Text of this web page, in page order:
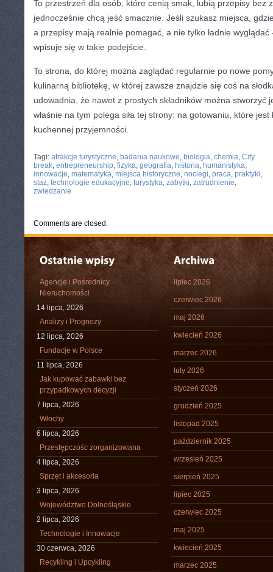
To przestrzeń dla osób, które cenią smak, lubią przepisy bez
jednocześnie chcą jeść smacznie. Jeśli szukasz miejsca,
a przepisy mają realnie pomagać, a nie tylko ładnie
wpisuje się w takie podejście.
To strona, do której można zaglądać regularnie po nowe
kulinarną bibliotekę, w której zawsze znajdzie się coś na
udowadnia, że nawet z prostych składników można stworzyć
właśnie na tym polega siła tej strony: na gotowaniu, które jest
kuchennej przyjemności.
Tagi: atrakcje turystyczne, badania naukowe, biologia, chemia, City
break, entrepreneurship, fizyka, geografia, historia, humanistyka,
innowacje, matematyka, miejsca historyczne, noclegi, praca, praktyki,
staż, technologie edukacyjne, turystyka, zabytki, zatrudnienie,
zwiedzanie
Comments are closed.
Agencje i Pośrednicy
Nieruchomości
14 lipca, 2026
Analizy i Prognozy
12 lipca, 2026
Fundacje w Polsce
11 lipca, 2026
Jak kupować zabawki bez
przypadkowych decyzji
7 lipca, 2026
Włochy
6 lipca, 2026
Przestępczośc zorganizowana
4 lipca, 2026
Sprzęt i akcesoria
3 lipca, 2026
Województwo Dolnośląskie
2 lipca, 2026
Technologie i Innowacje
30 czerwca, 2026
Recykling i Upcykling
lipiec 2026
czerwiec 2026
maj 2026
kwiecień 2026
marzec 2026
luty 2026
styczeń 2026
grudzień 2025
listopad 2025
październik 2025
wrzesień 2025
sierpień 2025
lipiec 2025
czerwiec 2025
maj 2025
kwiecień 2025
marzec 2025